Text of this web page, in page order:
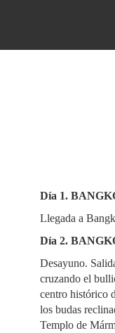
Día 1.
Llegada a
Día 2.
Desayuno.
cruzando el
centro histórico
los budas
Templo de